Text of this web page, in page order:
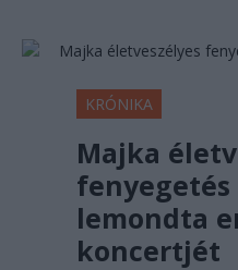
KRÓNIKA
Majka
lemondta
koncertjét